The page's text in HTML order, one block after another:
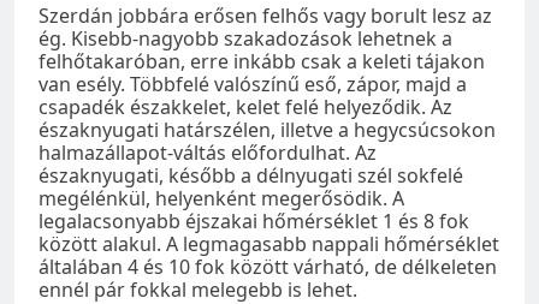
Szerdán jobbára erősen felhős vagy borult lesz az
ég. Kisebb-nagyobb szakadozások lehetnek a
felhőtakaróban, erre inkább csak a keleti tájakon
van esély. Többfelé valószínű eső, zápor, majd a
csapadék északkelet, kelet felé helyeződik. Az
északnyugati határszélen, illetve a hegycsúcsokon
halmazállapot-váltás előfordulhat. Az
északnyugati, később a délnyugati szél sokfelé
megélénkül, helyenként megerősödik. A
legalacsonyabb éjszakai hőmérséklet 1 és 8 fok
között alakul. A legmagasabb nappali hőmérséklet
általában 4 és 10 fok között várható, de délkeleten
ennél pár fokkal melegebb is lehet.